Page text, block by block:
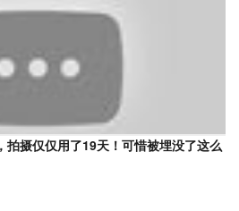
拍摄仅仅用了19天！可惜被埋没了这么